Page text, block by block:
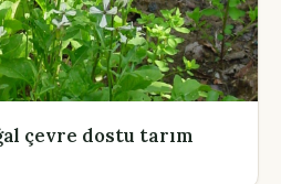
çevre dostu tarım